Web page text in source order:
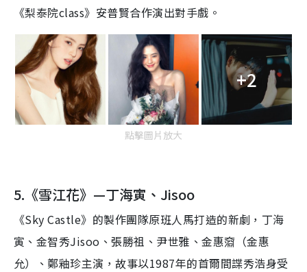
《梨泰院class》安普賢合作演出對手戲。
+2
點擊圖片放大
5.《雪江花》—丁海寅、 Jisoo
《Sky Castle》的製作團隊原班人馬打造的新劇， 丁海
寅、金智秀Jisoo 、張勝祖、尹世雅、金惠奫（金惠
允）、鄭釉珍主演 ，故事以1987年的首爾間諜秀浩身受